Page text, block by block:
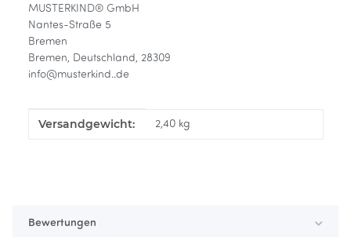
MUSTERKIND® GmbH
Nantes-Straße 5
Bremen
Bremen, Deutschland, 28309
info@musterkind..de
Produkteigenschaft
Wert
Versandgewicht: 2,40 kg
Bewertungen